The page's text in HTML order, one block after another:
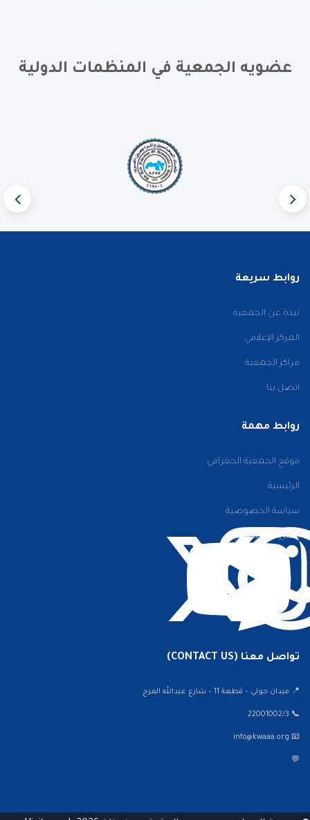
عضويه الجمعية في المنظمات الدولية
روابط سريعة
نبذة عن الجمعية
المركز الإعلامي
مراكز الجمعية
اتصل بنا
روابط مهمة
موقع الجمعية الجغرافي
الرئيسية
سياسة الخصوصية
الشروط والأحكام
تواصل معنا (CONTACT US)
📍 ميدان حولي – قطعة 11 – شارع عبدالله الفرج
📞 22001002/3
📧 info@kwaaa.org
💬